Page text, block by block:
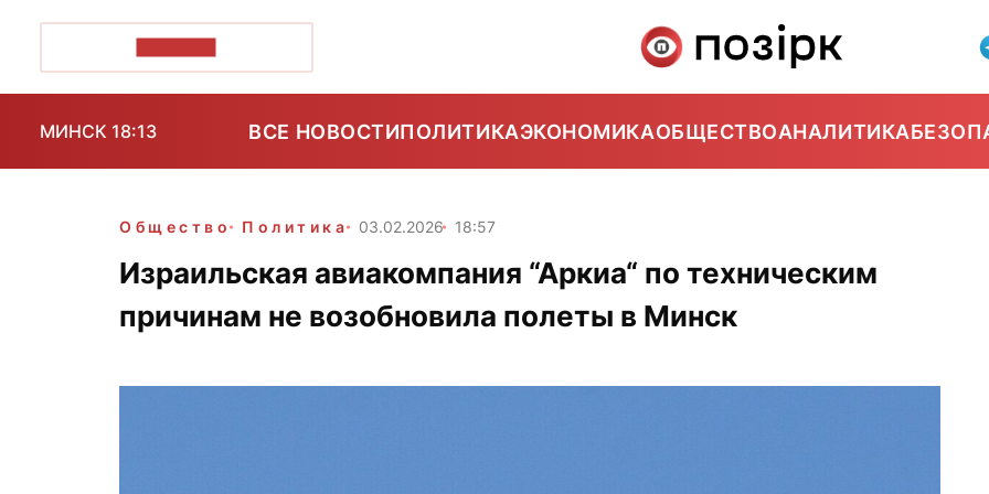
МИНСК 18:13 ВСЕ НОВОСТИПОЛИТИКАЭКОНОМИКАОБЩЕСТВОАНАЛИТИКА
Общество Политика 03.02.2026 18:57
Израильская авиакомпания “Аркиа“ по техническим
причинам не возобновила полеты в Минск